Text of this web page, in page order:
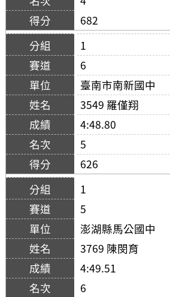
682
1
6
臺南市南新國中
3549 羅僅翔
4:48.80
5
626
1
5
澎湖縣馬公國中
3769 陳閔育
4:49.51
6